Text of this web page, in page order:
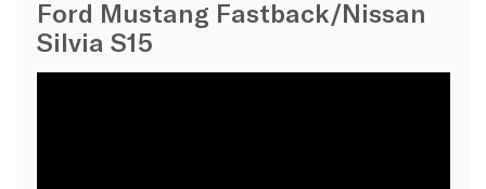
Ford Mustang Fastback/Nissan
Silvia S15